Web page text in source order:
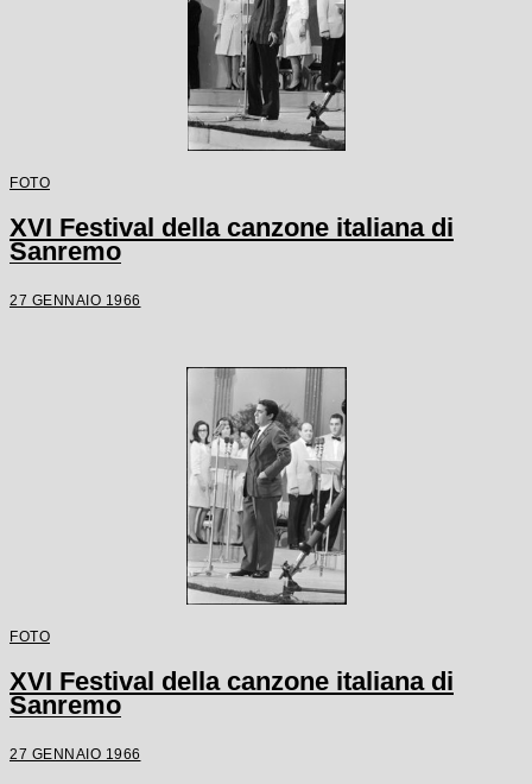
FOTO
XVI Festival della canzone italiana di
Sanremo
27 GENNAIO 1966
FOTO
XVI Festival della canzone italiana di
Sanremo
27 GENNAIO 1966